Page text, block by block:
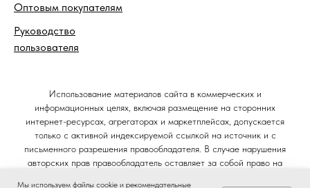
Оптовым покупателям
Руководство
пользователя
Использование материалов сайта в коммерческих и
информационных целях, включая размещение на сторонних
интернет-ресурсах, агрегаторах и маркетплейсах, допускается
только с активной индексируемой ссылкой на источник и с
письменного разрешения правообладателя. В случае нарушения
авторских прав правообладатель оставляет за собой право на
Мы используем файлы cookie и рекомендательные